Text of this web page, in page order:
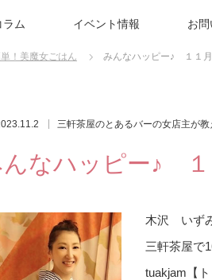
ム イベント情報 お
！美魔女ごはん みんなハッピー♪ １１
三軒茶屋のとあるバーの女店主が
んなハッピー♪ １
木沢 いず
三軒茶屋で
tuakjam【